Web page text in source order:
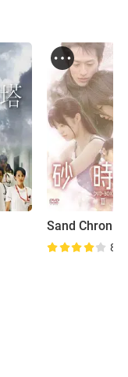
Sand
8.2